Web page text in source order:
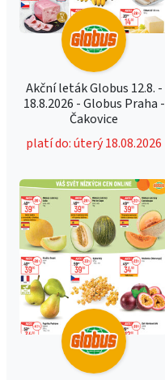
Akční leták Globus 12.8. -
18.8.2026 - Globus Praha -
Čakovice
platí do: úterý 18.08.2026